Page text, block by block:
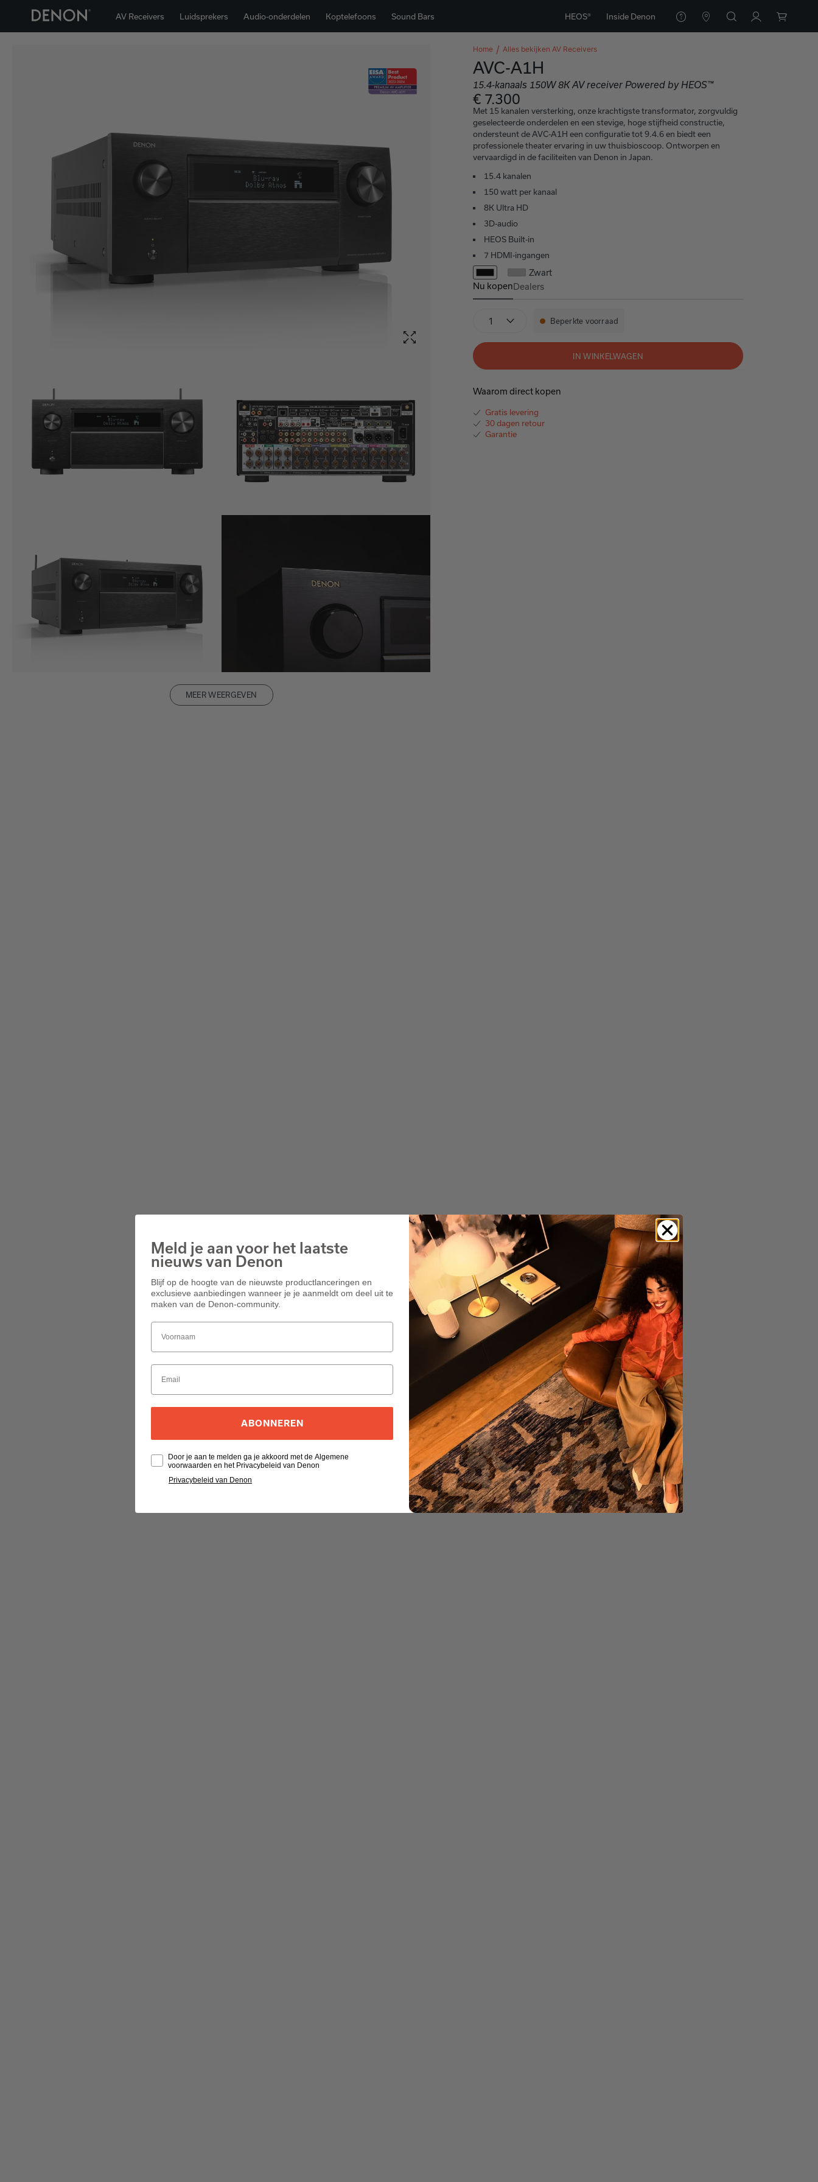
AV Receivers Luidsprekers Audio-onderdelen Koptelefoons Sound Bars HEOS® Inside Denon
MEER WEERGEVEN
Home Alles bekijken AV Receivers
AVC-A1H
15.4-kanaals 150W 8K AV receiver Powered by HEOS™
€ 7.300
Met 15 kanalen versterking, onze krachtigste transformator, zorgvuldig
geselecteerde onderdelen en een stevige, hoge stijfheid constructie,
ondersteunt de AVC-A1H een configuratie tot 9.4.6 en biedt een
professionele theater ervaring in uw thuisbioscoop. Ontworpen en
vervaardigd in de faciliteiten van Denon in Japan.
15.4 kanalen
150 watt per kanaal
8K Ultra HD
3D-audio
HEOS Built-in
7 HDMI-ingangen
Zwart
Nu kopen
AVC-A1H
Dealers
Beschikbaarheid:
Beperkte voorraad
IN WINKELWAGEN
Waarom direct kopen
Gratis levering
30 dagen retour
Garantie
Meld je aan voor het laatste
nieuws van Denon
Blijf op de hoogte van de nieuwste productlanceringen en
exclusieve aanbiedingen wanneer je je aanmeldt om deel uit te
maken van de Denon-community.
ABONNEREN
Door je aan te melden ga je akkoord met de Algemene
voorwaarden en het Privacybeleid van Denon
Privacybeleid van Denon